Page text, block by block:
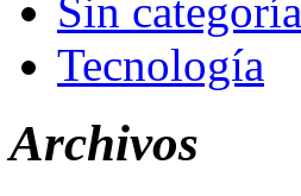
Sin categoría
Tecnología
Archivos